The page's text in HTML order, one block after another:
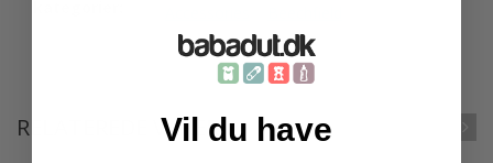
RELATEREDE VARERVil du have